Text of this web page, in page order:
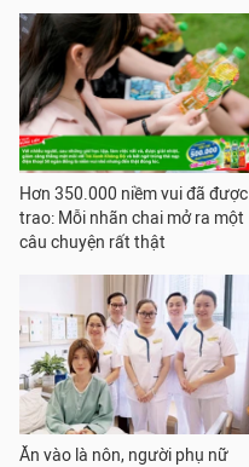
Hơn 350.000 niềm vui đã được
trao: Mỗi nhãn chai mở ra một
câu chuyện rất thật
Ăn vào là nôn, người phụ nữ